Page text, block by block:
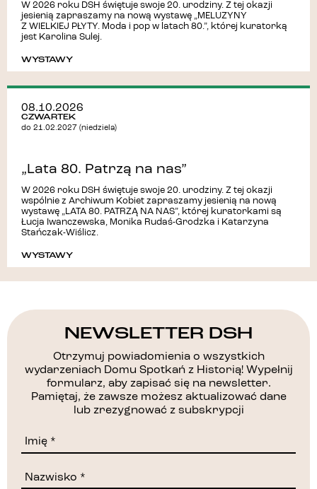
W 2026 roku DSH świętuje swoje 20. urodziny. Z tej okazji
jesienią zapraszamy na nową wystawę „MELUZYNY
Z WIELKIEJ PŁYTY. Moda i pop w latach 80.”, której kuratorką
jest Karolina Sulej.
WYSTAWY
08.10.2026
CZWARTEK
do 21.02.2027 (niedziela)
„Lata 80. Patrzą na nas”
W 2026 roku DSH świętuje swoje 20. urodziny. Z tej okazji
wspólnie z Archiwum Kobiet zapraszamy jesienią na nową
wystawę „LATA 80. PATRZĄ NA NAS”, której kuratorkami są
Łucja Iwanczewska, Monika Rudaś-Grodzka i Katarzyna
Stańczak-Wiślicz.
WYSTAWY
NEWSLETTER DSH
Otrzymuj powiadomienia o wszystkich
wydarzeniach Domu Spotkań z Historią! Wypełnij
formularz, aby zapisać się na newsletter.
Pamiętaj, że zawsze możesz aktualizować dane
lub zrezygnować z subskrypcji